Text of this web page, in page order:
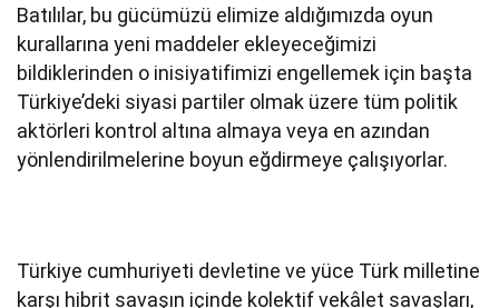
Batılılar, bu gücümüzü elimize aldığımızda oyun
kurallarına yeni maddeler ekleyeceğimizi
bildiklerinden o inisiyatifimizi engellemek için başta
Türkiye’deki siyasi partiler olmak üzere tüm politik
aktörleri kontrol altına almaya veya en azından
yönlendirilmelerine boyun eğdirmeye çalışıyorlar.
Türkiye cumhuriyeti devletine ve yüce Türk milletine
karşı hibrit savaşın içinde kolektif vekâlet savaşları,